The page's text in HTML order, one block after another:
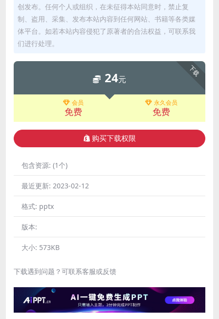
创发布。任何个人或组织，在未征得本站同意时，禁止复
制、盗用、采集、发布本站内容到任何网站、书籍等各类媒
体平台。如若本站内容侵犯了原著者的合法权益，可联系我
们进行处理。
下载
24元
会员
免费
永久会员
免费
购买下载权限
包含资源: (1个)
最近更新: 2023-02-12
格式: pptx
版本:
大小: 573KB
下载遇到问题？可联系客服或反馈